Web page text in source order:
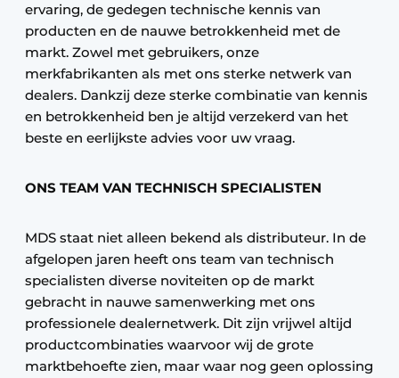
ervaring, de gedegen technische kennis van
producten en de nauwe betrokkenheid met de
markt. Zowel met gebruikers, onze
merkfabrikanten als met ons sterke netwerk van
dealers. Dankzij deze sterke combinatie van kennis
en betrokkenheid ben je altijd verzekerd van het
beste en eerlijkste advies voor uw vraag.
ONS TEAM VAN TECHNISCH SPECIALISTEN
MDS staat niet alleen bekend als distributeur. In de
afgelopen jaren heeft ons team van technisch
specialisten diverse noviteiten op de markt
gebracht in nauwe samenwerking met ons
professionele dealernetwerk. Dit zijn vrijwel altijd
productcombinaties waarvoor wij de grote
marktbehoefte zien, maar waar nog geen oplossing